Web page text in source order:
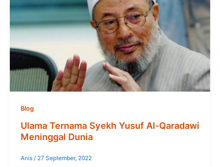
Blog
Ulama Ternama Syekh Yusuf Al-Qaradawi
Meninggal Dunia
Anis / 27 September, 2022